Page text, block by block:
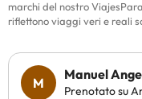
marchi del nostro
riflettono viaggi veri e reali
Manuel
Prenotato su